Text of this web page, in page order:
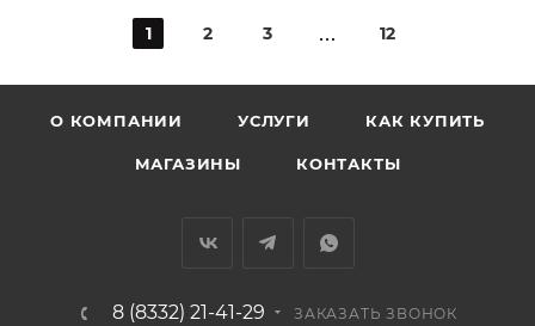
1 2 3 12
О КОМПАНИИ УСЛУГИ КАК КУПИТЬ
МАГАЗИНЫ КОНТАКТЫ
8 (8332) 21-41-29 ЗАКАЗАТЬ ЗВОНОК